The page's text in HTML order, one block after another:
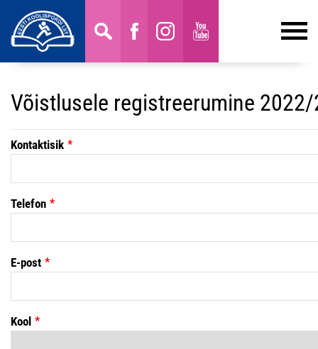
Võistlusele registreerumine
Kontaktisik
Telefon
E-post
Kool